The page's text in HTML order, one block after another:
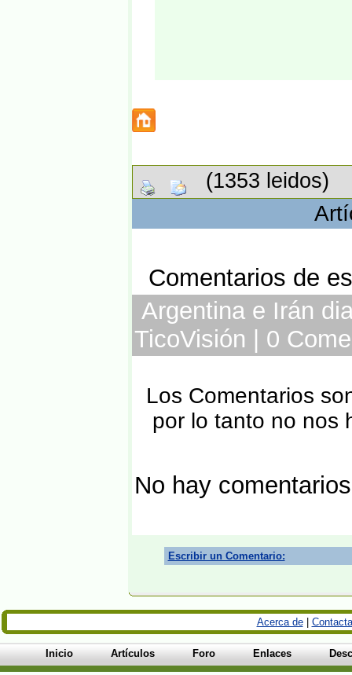
(1353 leidos)
Comentarios de
Argentina e Irán
TicoVisión | 0
Los Comentarios
por lo tanto no nos
No hay
Escribir un Comentario:
Acerca de|
Inicio Artículos Foro Enlaces